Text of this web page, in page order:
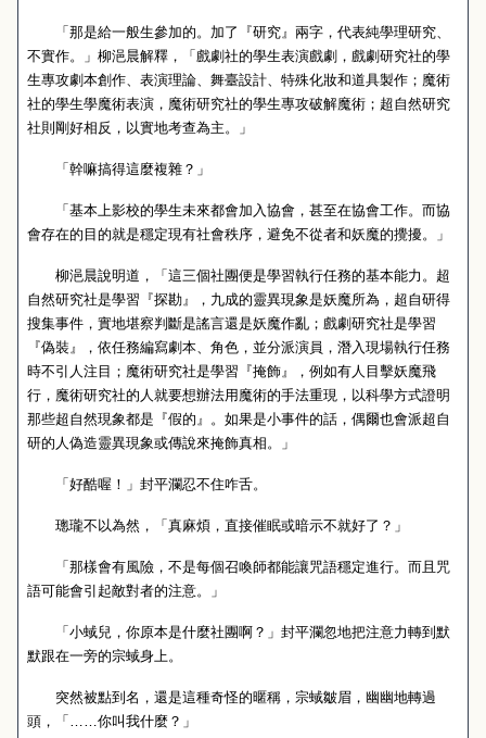
「那是給一般生參加的。加了『研究』兩字，代表純學理研究、
不實作。」柳浥晨解釋，「戲劇社的學生表演戲劇，戲劇研究社的學
生專攻劇本創作、表演理論、舞臺設計、特殊化妝和道具製作；魔術
社的學生學魔術表演，魔術研究社的學生專攻破解魔術；超自然研究
社則剛好相反，以實地考查為主。」
「幹嘛搞得這麼複雜？」
「基本上影校的學生未來都會加入協會，甚至在協會工作。而協
會存在的目的就是穩定現有社會秩序，避免不從者和妖魔的攪擾。」
柳浥晨說明道，「這三個社團便是學習執行任務的基本能力。超
自然研究社是學習『探勘』，九成的靈異現象是妖魔所為，超自研得
搜集事件，實地堪察判斷是謠言還是妖魔作亂；戲劇研究社是學習
『偽裝』，依任務編寫劇本、角色，並分派演員，潛入現場執行任務
時不引人注目；魔術研究社是學習『掩飾』，例如有人目擊妖魔飛
行，魔術研究社的人就要想辦法用魔術的手法重現，以科學方式證明
那些超自然現象都是『假的』。如果是小事件的話，偶爾也會派超自
研的人偽造靈異現象或傳說來掩飾真相。」
「好酷喔！」封平瀾忍不住咋舌。
璁瓏不以為然，「真麻煩，直接催眠或暗示不就好了？」
「那樣會有風險，不是每個召喚師都能讓咒語穩定進行。而且咒
語可能會引起敵對者的注意。」
「小蜮兒，你原本是什麼社團啊？」封平瀾忽地把注意力轉到默
默跟在一旁的宗蜮身上。
突然被點到名，還是這種奇怪的暱稱，宗蜮皺眉，幽幽地轉過
頭，「……你叫我什麼？」